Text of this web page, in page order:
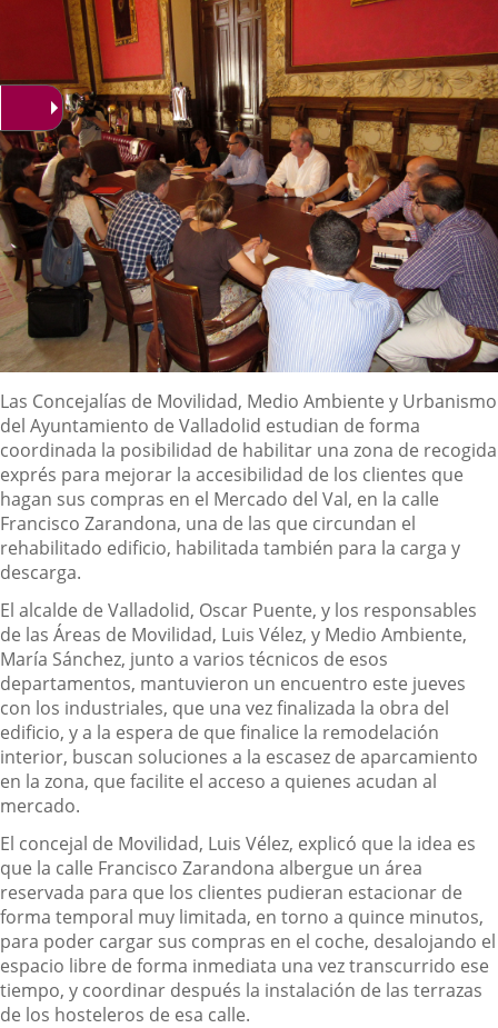
externa.externa.
noticia
Descripción
Las Concejalías de Movilidad, Medio Ambiente y Urbanismo
del Ayuntamiento de Valladolid estudian de forma
coordinada la posibilidad de habilitar una zona de recogida
exprés para mejorar la accesibilidad de los clientes que
hagan sus compras en el Mercado del Val, en la calle
Francisco Zarandona, una de las que circundan el
rehabilitado edificio, habilitada también para la carga y
descarga.
El alcalde de Valladolid, Oscar Puente, y los responsables
de las Áreas de Movilidad, Luis Vélez, y Medio Ambiente,
María Sánchez, junto a varios técnicos de esos
departamentos, mantuvieron un encuentro este jueves
con los industriales, que una vez finalizada la obra del
edificio, y a la espera de que finalice la remodelación
interior, buscan soluciones a la escasez de aparcamiento
en la zona, que facilite el acceso a quienes acudan al
mercado.
El concejal de Movilidad, Luis Vélez, explicó que la idea es
que la calle Francisco Zarandona albergue un área
reservada para que los clientes pudieran estacionar de
forma temporal muy limitada, en torno a quince minutos,
para poder cargar sus compras en el coche, desalojando el
espacio libre de forma inmediata una vez transcurrido ese
tiempo, y coordinar después la instalación de las terrazas
de los hosteleros de esa calle.